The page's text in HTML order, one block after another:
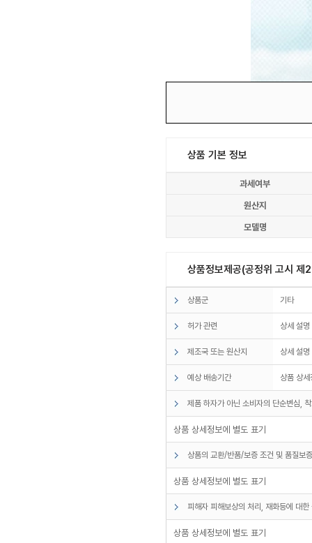
상품 기본 정보
과세여부
원산지
모델명
상품정보제공(공정위 고시
상품군 기타
허가 관련 상세 설
제조국 또는 원산지 상세 설
예상 배송기간 상품 상
제품 하자가 아닌 소비자의 단순변심,
상품 상세정보에 별도 표기
상품의 교환/반품/보증 조건 및 품질보
상품 상세정보에 별도 표기
피해자 피해보상의 처리, 재화등에 대
상품 상세정보에 별도 표기